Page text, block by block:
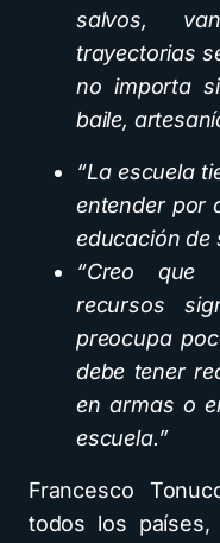
salvos,
trayectorias
no importa
baile,
“La escuela
entender por
educación de
“Creo que
recursos
preocupa
debe tener
en armas o
escuela.”
Francesco
todos los